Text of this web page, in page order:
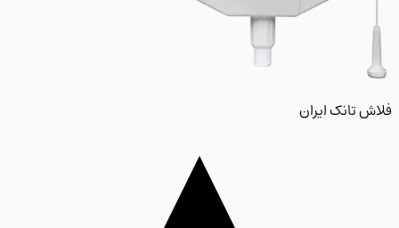
تانک ایران